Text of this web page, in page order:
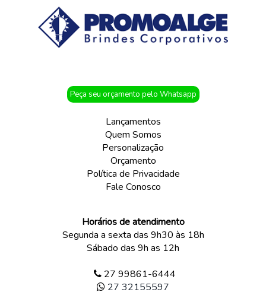
Peça seu orçamento pelo Whatsapp
Lançamentos
Quem Somos
Personalização
Orçamento
Política de Privacidade
Fale Conosco
Horários de atendimento
Segunda a sexta das 9h30 às 18h
Sábado das 9h as 12h
27 99861-6444
27 32155597